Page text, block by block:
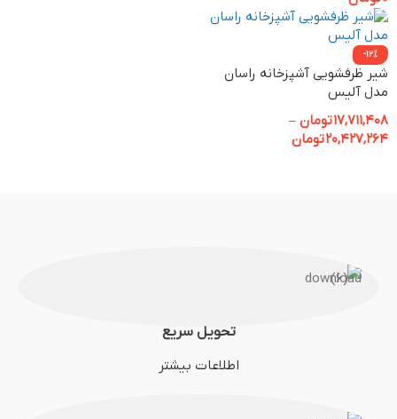
-12%
شیر ظرفشویی آشپزخانه راسان
مدل آلیس
17,711,408تومان –
20,427,264تومان
تحویل سریع
اطلاعات بیشتر